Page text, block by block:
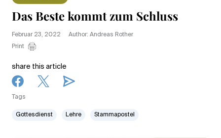
Das Beste kommt zum Schluss
Februar 23, 2022
Author: Andreas Rother
Print
share this article
Tags
Gottesdienst Lehre Stammapostel